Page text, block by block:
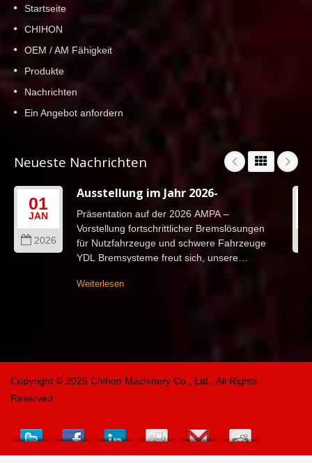
Startseite
CHIHON
OEM / AM Fähigkeit
Produkte
Nachrichten
Ein Angebot anfordern
Neueste Nachrichten
01
JAN
2026
Ausstellung im Jahr 2026-
Präsentation auf der 2026 AMPA –
Vorstellung fortschrittlicher Bremslösungen
für Nutzfahrzeuge und schwere Fahrzeuge
YDL Bremsysteme freut sich, unsere
Weiterlesen
Copyright © 2026 Chihon Machinery Co., Ltd.. All Rights
Reserved.